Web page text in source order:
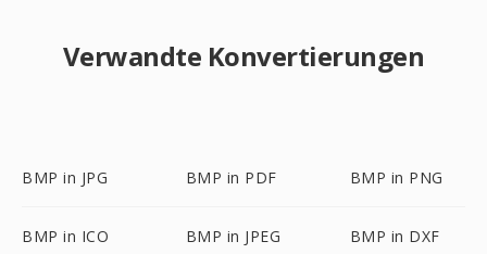
Verwandte Konvertierungen
BMP in JPG BMP in PDF BMP in PNG
BMP in ICO BMP in JPEG BMP in DXF